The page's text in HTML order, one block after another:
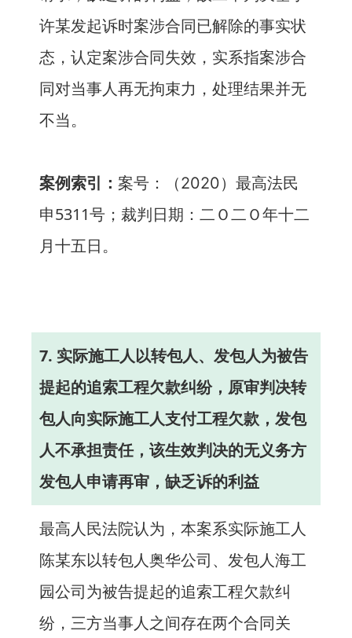
许某发起诉时案涉合同已解除的事实状
态，认定案涉合同失效，实系指案涉合
同对当事人再无拘束力，处理结果并无
不当。
案例索引： 案号：（2020）最高法民
申5311号；裁判日期：二Ｏ二Ｏ年十二
月十五日。
7. 实际施工人以转包人、发包人为被告
提起的追索工程欠款纠纷，原审判决转
包人向实际施工人支付工程欠款，发包
人不承担责任，该生效判决的无义务方
发包人申请再审，缺乏诉的利益
最高人民法院认为，本案系实际施工人
陈某东以转包人奥华公司、发包人海工
园公司为被告提起的追索工程欠款纠
纷，三方当事人之间存在两个合同关